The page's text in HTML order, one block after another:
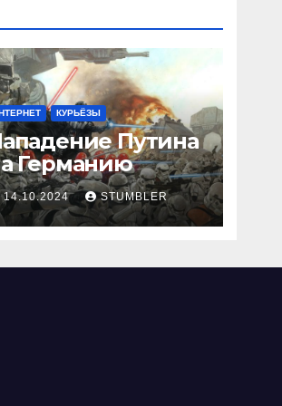
КУРЬЁЗЫ
Путина
Германию
14.10.2024 STUMBLER